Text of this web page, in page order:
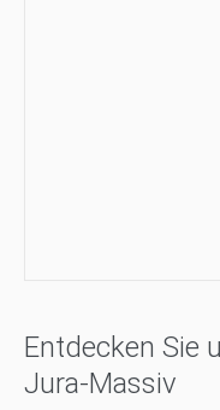
Entdecken Sie
Jura-Massiv